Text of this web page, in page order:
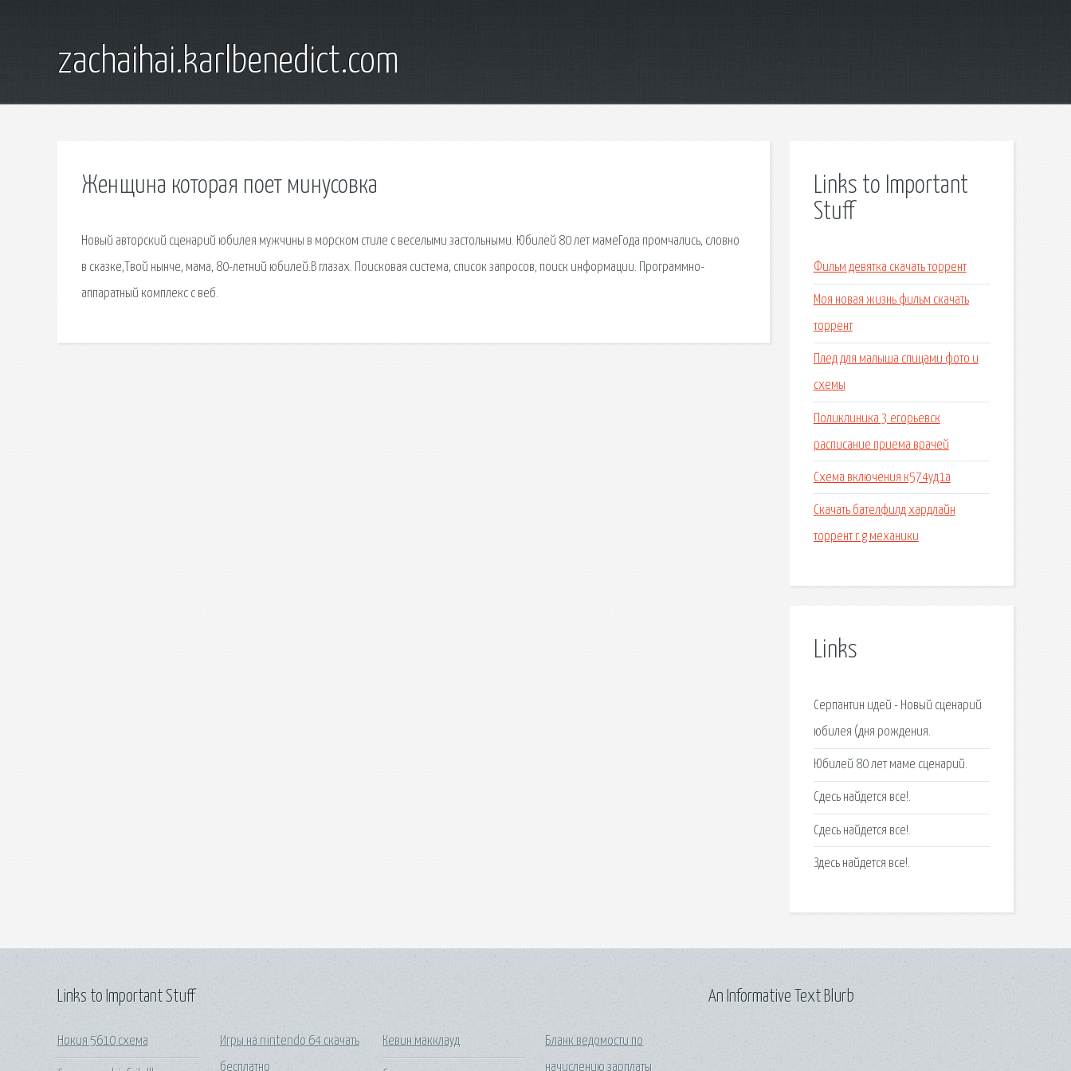
zachaihai.karlbenedict.com
Женщина которая поет минусовка
Новый авторский сценарий юбилея мужчины в морском стиле с веселыми застольными. Юбилей 80 лет мамеГода промчались, словно
в сказке,Твой нынче, мама, 80-летний юбилей.В глазах. Поисковая сиcтема, список запросов, поиск информации. Программно-
аппаратный комплекс с веб.
Links to Important
Stuff
Фильм девятка скачать торрент
Моя новая жизнь фильм скачать
торрент
Плед для малыша спицами фото и
схемы
Поликлиника 3 егорьевск
расписание приема врачей
Схема включения к574уд1а
Скачать бателфилд хардлайн
торрент r g механики
Links
Серпантин идей - Новый сценарий
юбилея (дня рождения.
Юбилей 80 лет маме сценарий.
Сдесь найдется все!.
Сдесь найдется все!.
Здесь найдется все!.
Links to Important Stuff
Нокия 5610 схема
Игры на nintendo 64 скачать
бесплатно
Кевин макклауд
Бланк ведомости по
начислению зарплаты
An Informative Text Blurb